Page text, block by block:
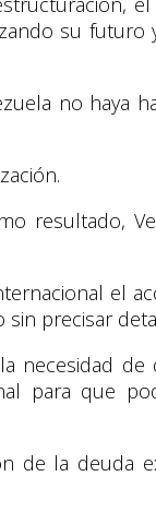
su
no haya
resultado,
el
sin precisar
necesidad
para que
de la deuda